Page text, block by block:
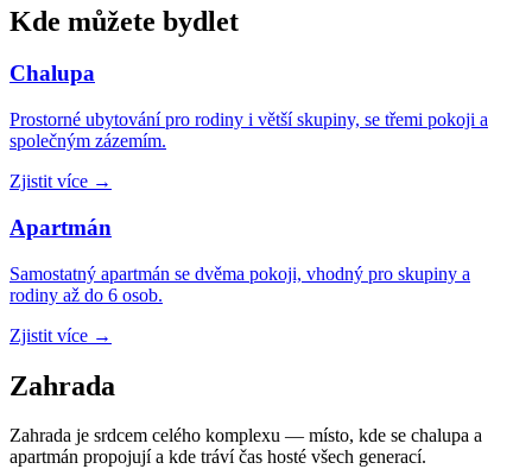
Kde můžete bydlet
Chalupa
Prostorné ubytování pro rodiny i větší skupiny, se třemi pokoji a
společným zázemím.
Zjistit více →
Apartmán
Samostatný apartmán se dvěma pokoji, vhodný pro skupiny a
rodiny až do 6 osob.
Zjistit více →
Zahrada
Zahrada je srdcem celého komplexu — místo, kde se chalupa a
apartmán propojují a kde tráví čas hosté všech generací.